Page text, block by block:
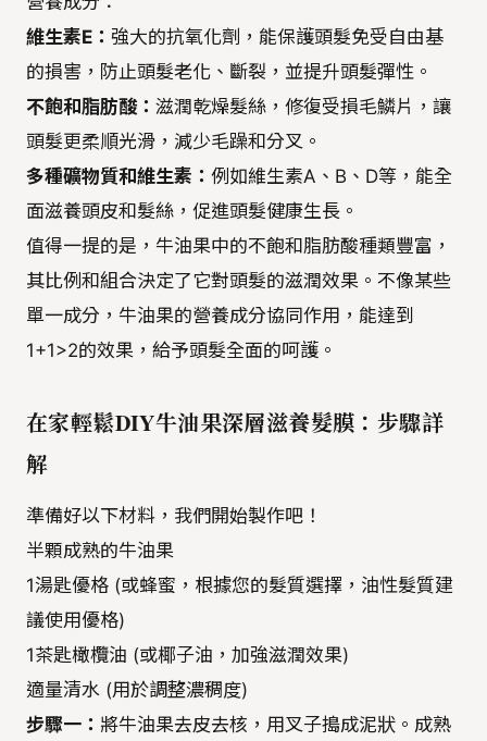
維生素E： 強大的抗氧化劑，能保護頭髮免受自由基
的損害，防止頭髮老化、斷裂，並提升頭髮彈性。
不飽和脂肪酸： 滋潤乾燥髮絲，修復受損毛鱗片，讓
頭髮更柔順光滑，減少毛躁和分叉。
多種礦物質和維生素： 例如維生素A、B、D等，能全
面滋養頭皮和髮絲，促進頭髮健康生長。
值得一提的是，牛油果中的不飽和脂肪酸種類豐富，
其比例和組合決定了它對頭髮的滋潤效果。不像某些
單一成分，牛油果的營養成分協同作用，能達到
1+1>2的效果，給予頭髮全面的呵護。
在家輕鬆DIY牛油果深層滋養髮膜：步驟詳
解
準備好以下材料，我們開始製作吧！
半顆成熟的牛油果
1湯匙優格 (或蜂蜜，根據您的髮質選擇，油性髮質建
議使用優格)
1茶匙橄欖油 (或椰子油，加強滋潤效果)
適量清水 (用於調整濃稠度)
步驟一： 將牛油果去皮去核，用叉子搗成泥狀。成熟